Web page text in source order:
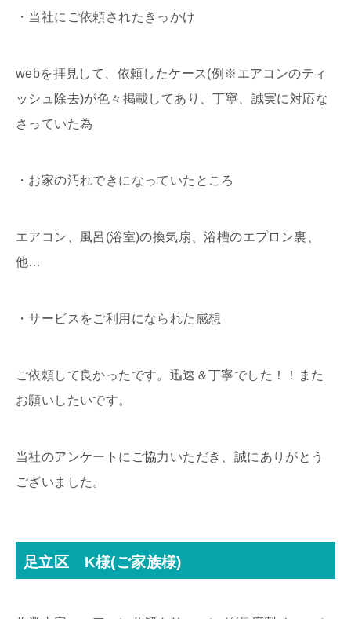
・当社にご依頼されたきっかけ
webを拝見して、依頼したケース(例※エアコンのティ
ッシュ除去)が色々掲載してあり、丁寧、誠実に対応な
さっていた為
・お家の汚れできになっていたところ
エアコン、風呂(浴室)の換気扇、浴槽のエプロン裏、
他…
・サービスをご利用になられた感想
ご依頼して良かったです。迅速＆丁寧でした！！また
お願いしたいです。
当社のアンケートにご協力いただき、誠にありがとう
ございました。
足立区 K様(ご家族様)